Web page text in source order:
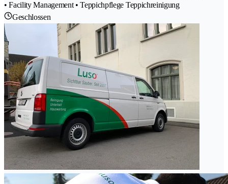
• Facility Management • Teppichpflege Teppichreinigung
Geschlossen